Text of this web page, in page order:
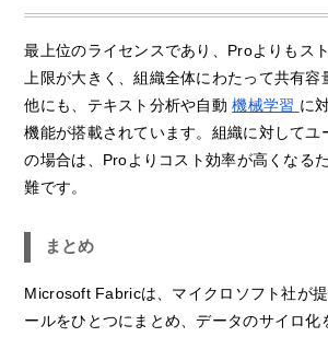
最上位のライセンスであり、Proよりもス
上限が大きく、組織全体にわたって共有容
他にも、テキスト分析や自動機械学習 に
機能が搭載されています。組織に対してユ
の場合は、Proよりコスト効率が高くなる
難です。
まとめ
Microsoft Fabricは、マイクロソフト社が
ールをひとつにまとめ、データのサイロ化